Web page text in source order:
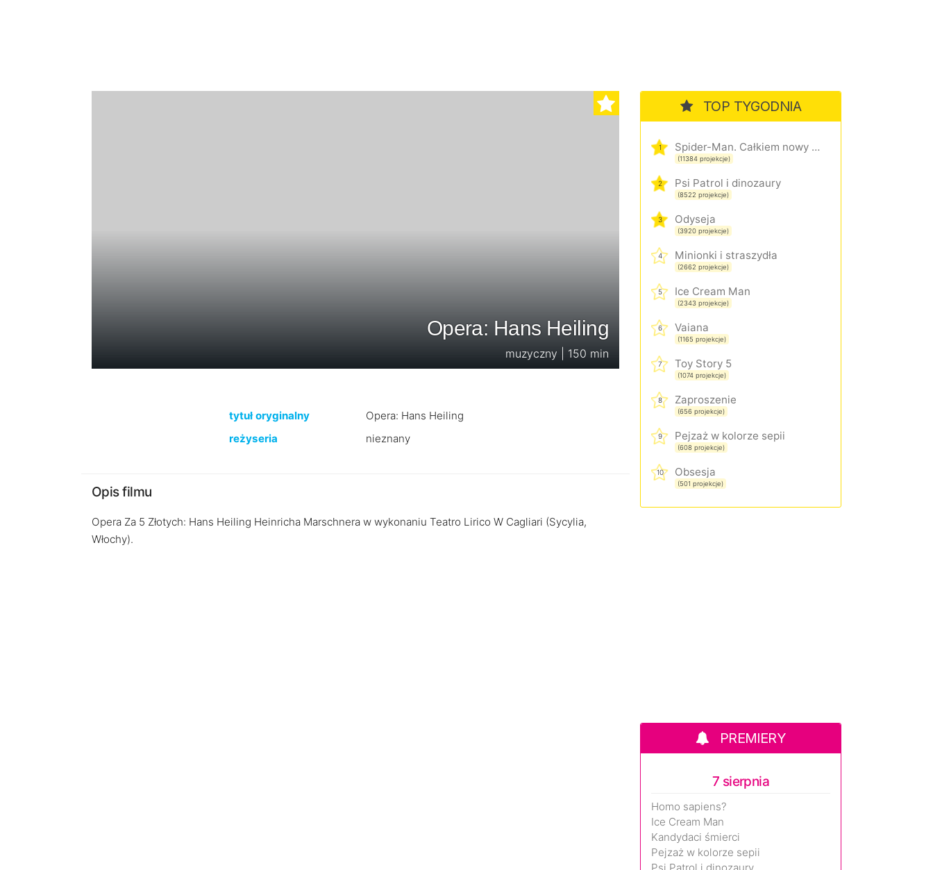
Opera: Hans Heiling
muzyczny | 150 min
tytuł oryginalny
Opera: Hans Heiling
reżyseria
nieznany
Opis filmu
Opera Za 5 Złotych: Hans Heiling Heinricha Marschnera w wykonaniu Teatro Lirico W Cagliari (Sycylia,
Włochy).
TOP TYGODNIA
1 Spider-Man. Całkiem nowy dzień
(11384 projekcje)
2 Psi Patrol i dinozaury
(8522 projekcje)
3 Odyseja
(3920 projekcje)
4 Minionki i straszydła
(2662 projekcje)
5 Ice Cream Man
(2343 projekcje)
6 Vaiana
(1165 projekcje)
7 Toy Story 5
(1074 projekcje)
8 Zaproszenie
(656 projekcje)
9 Pejzaż w kolorze sepii
(608 projekcje)
10 Obsesja
(501 projekcje)
PREMIERY
7 sierpnia
Homo sapiens?
Ice Cream Man
Kandydaci śmierci
Pejzaż w kolorze sepii
Psi Patrol i dinozaury